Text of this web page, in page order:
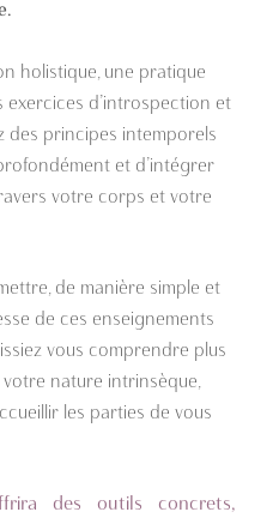
holistique, une pratique
exercices d’introspection et
des principes intemporels
et d’intégrer
votre corps et votre
de manière simple et
de ces enseignements
vous comprendre plus
nature intrinsèque,
les parties de vous
des outils concrets,